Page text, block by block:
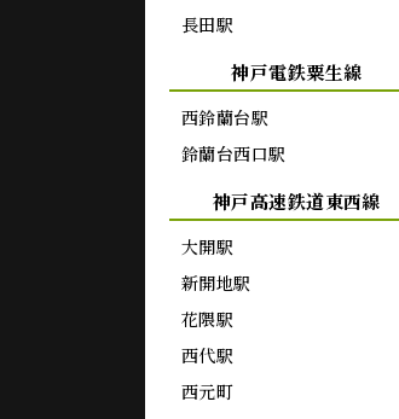
長田駅
神戸電鉄粟生線
西鈴蘭台駅
鈴蘭台西口駅
神戸高速鉄道東西線
大開駅
新開地駅
花隈駅
西代駅
西元町